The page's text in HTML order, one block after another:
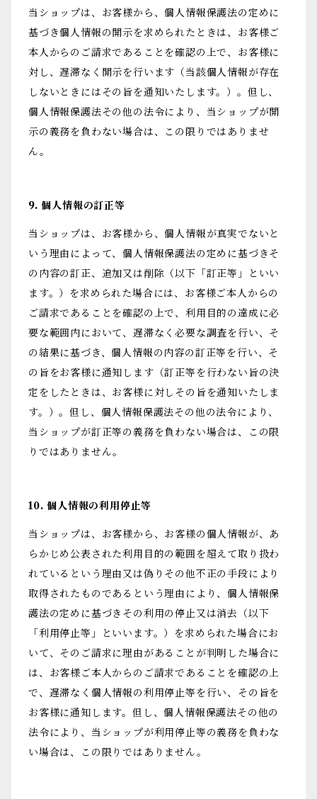
当ショップは、お客様から、個人情報保護法の定めに
基づき個人情報の開示を求められたときは、お客様ご
本人からのご請求であることを確認の上で、お客様に
対し、遅滞なく開示を行います（当該個人情報が存在
しないときにはその旨を通知いたします。）。但し、
個人情報保護法その他の法令により、当ショップが開
示の義務を負わない場合は、この限りではありませ
ん。
9. 個人情報の訂正等
当ショップは、お客様から、個人情報が真実でないと
いう理由によって、個人情報保護法の定めに基づきそ
の内容の訂正、追加又は削除（以下「訂正等」といい
ます。）を求められた場合には、お客様ご本人からの
ご請求であることを確認の上で、利用目的の達成に必
要な範囲内において、遅滞なく必要な調査を行い、そ
の結果に基づき、個人情報の内容の訂正等を行い、そ
の旨をお客様に通知します（訂正等を行わない旨の決
定をしたときは、お客様に対しその旨を通知いたしま
す。）。但し、個人情報保護法その他の法令により、
当ショップが訂正等の義務を負わない場合は、この限
りではありません。
10. 個人情報の利用停止等
当ショップは、お客様から、お客様の個人情報が、あ
らかじめ公表された利用目的の範囲を超えて取り扱わ
れているという理由又は偽りその他不正の手段により
取得されたものであるという理由により、個人情報保
護法の定めに基づきその利用の停止又は消去（以下
「利用停止等」といいます。）を求められた場合にお
いて、そのご請求に理由があることが判明した場合に
は、お客様ご本人からのご請求であることを確認の上
で、遅滞なく個人情報の利用停止等を行い、その旨を
お客様に通知します。但し、個人情報保護法その他の
法令により、当ショップが利用停止等の義務を負わな
い場合は、この限りではありません。